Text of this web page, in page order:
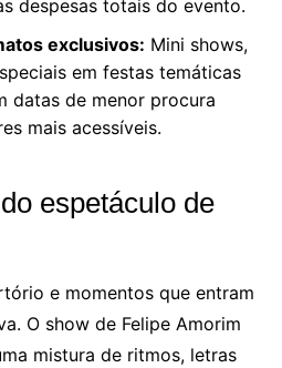
despesas totais do evento.
exclusivos: Mini shows,
em festas temáticas
datas de menor procura
mais acessíveis.
espetáculo de
e momentos que entram
O show de Felipe Amorim
mistura de ritmos, letras